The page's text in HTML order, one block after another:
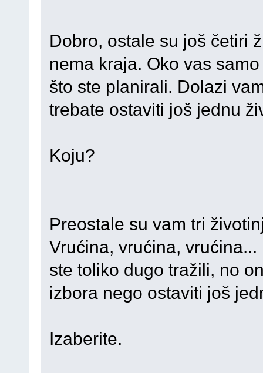
Dobro, ostale su još četiri
nema kraja. Oko vas
što ste planirali. Dolazi
trebate ostaviti još jednu
Koju?
Preostale su vam tri
Vrućina, vrućina,
ste toliko dugo tražili, no
izbora nego ostaviti još
Izaberite.